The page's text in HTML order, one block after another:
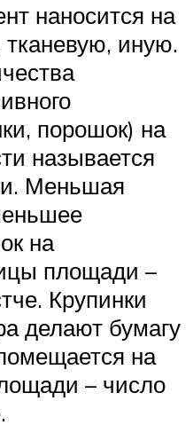
наносится на
иную.
порошок) на
называется
Меньшая
на
площади –
Крупинки
делают бумагу
на
– число